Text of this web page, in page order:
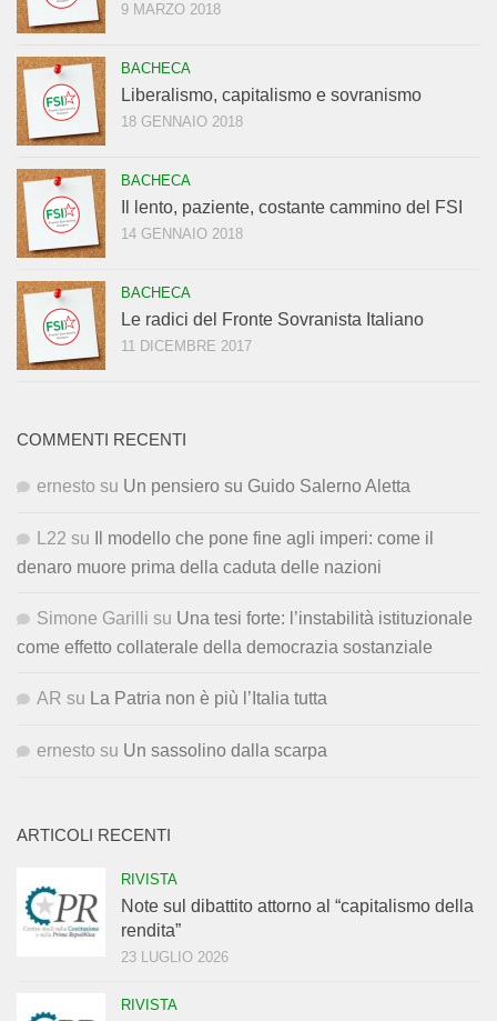
9 MARZO 2018
BACHECA
Liberalismo, capitalismo e sovranismo
18 GENNAIO 2018
BACHECA
Il lento, paziente, costante cammino del FSI
14 GENNAIO 2018
BACHECA
Le radici del Fronte Sovranista Italiano
11 DICEMBRE 2017
COMMENTI RECENTI
ernesto su Un pensiero su Guido Salerno Aletta
L22 su
Il modello che pone fine agli imperi: come il
denaro muore prima della caduta delle nazioni
Simone Garilli su Una tesi forte: l’instabilità istituzionale
come effetto collaterale della democrazia sostanziale
AR su La Patria non è più l’Italia tutta
ernesto su Un sassolino dalla scarpa
ARTICOLI RECENTI
RIVISTA
Note sul dibattito attorno al “capitalismo della
rendita”
23 LUGLIO 2026
RIVISTA